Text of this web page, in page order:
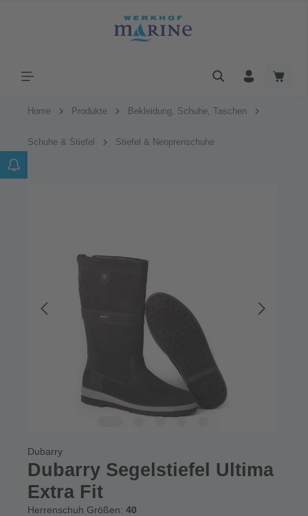
Home Produkte Bekleidung, Schuhe, Taschen
Schuhe & Stiefel Stiefel & Neoprenschuhe
Dubarry
Dubarry Segelstiefel Ultima
Extra Fit
Herrenschuh Größen: 40